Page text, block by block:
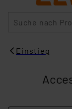
Einstieg